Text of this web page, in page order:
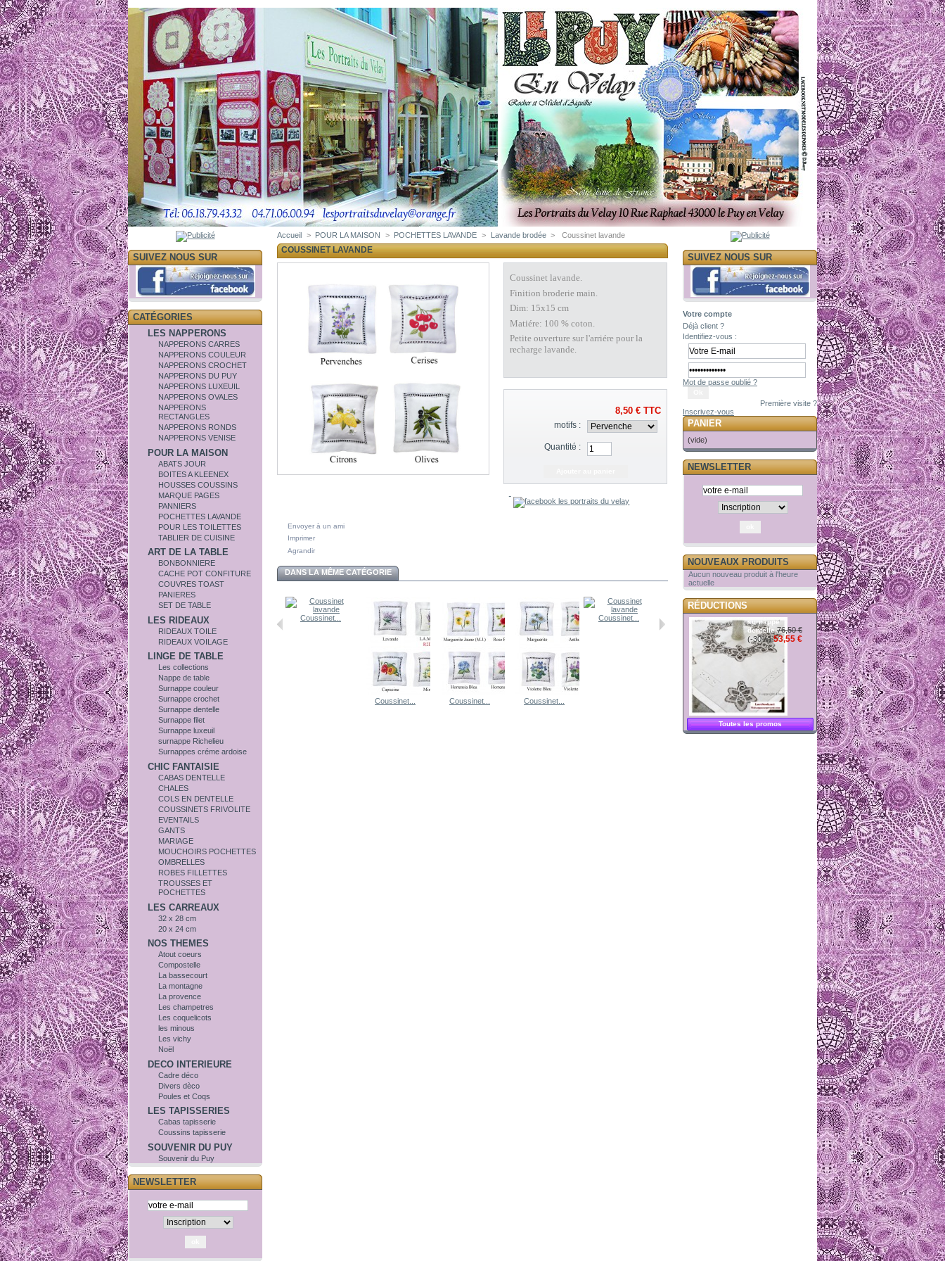
SUIVEZ NOUS SUR
CATÉGORIES
LES NAPPERONS
NAPPERONS CARRES
NAPPERONS COULEUR
NAPPERONS CROCHET
NAPPERONS DU PUY
NAPPERONS LUXEUIL
NAPPERONS OVALES
NAPPERONS
RECTANGLES
NAPPERONS RONDS
NAPPERONS VENISE
POUR LA MAISON
ABATS JOUR
BOITES A KLEENEX
HOUSSES COUSSINS
MARQUE PAGES
PANNIERS
POCHETTES LAVANDE
POUR LES TOILETTES
TABLIER DE CUISINE
ART DE LA TABLE
BONBONNIERE
CACHE POT CONFITURE
COUVRES TOAST
PANIERES
SET DE TABLE
LES RIDEAUX
RIDEAUX TOILE
RIDEAUX VOILAGE
LINGE DE TABLE
Les collections
Nappe de table
Surnappe couleur
Surnappe crochet
Surnappe dentelle
Surnappe filet
Surnappe luxeuil
surnappe Richelieu
Surnappes créme ardoise
CHIC FANTAISIE
CABAS DENTELLE
CHALES
COLS EN DENTELLE
COUSSINETS FRIVOLITE
EVENTAILS
GANTS
MARIAGE
MOUCHOIRS POCHETTES
OMBRELLES
ROBES FILLETTES
TROUSSES ET
POCHETTES
LES CARREAUX
32 x 28 cm
20 x 24 cm
NOS THEMES
Atout coeurs
Compostelle
La bassecourt
La montagne
La provence
Les champetres
Les coquelicots
les minous
Les vichy
Noël
DECO INTERIEURE
Cadre déco
Divers dèco
Poules et Coqs
LES TAPISSERIES
Cabas tapisserie
Coussins tapisserie
SOUVENIR DU PUY
Souvenir du Puy
NEWSLETTER
Accueil > POUR LA MAISON > POCHETTES LAVANDE > Lavande brodée > Coussinet lavande
COUSSINET LAVANDE
Envoyer à un ami
Imprimer
Agrandir
Coussinet lavande.
Finition broderie main.
Dim: 15x15 cm
Matiére: 100 % coton.
Petite ouverture sur l'arriére pour la
recharge lavande.
8,50 €TTC
motifs :
Quantité :
DANS LA MÊME CATÉGORIE
Coussinet...
Coussinet... Coussinet... Coussinet...
Coussinet...
Coussinet...
coussinet...
coussinet... coussinet...
SUIVEZ NOUS SUR
Votre compte
Déjà client ?
Identifiez-vous :
Mot de passe oublié ?
Première visite ?
Inscrivez-vous
PANIER
(vide)
NEWSLETTER
NOUVEAUX PRODUITS
Aucun nouveau produit à l'heure
actuelle
RÉDUCTIONS
surnappe
dentelle76,50 €
(-30%) 53,55 €
Toutes les promos